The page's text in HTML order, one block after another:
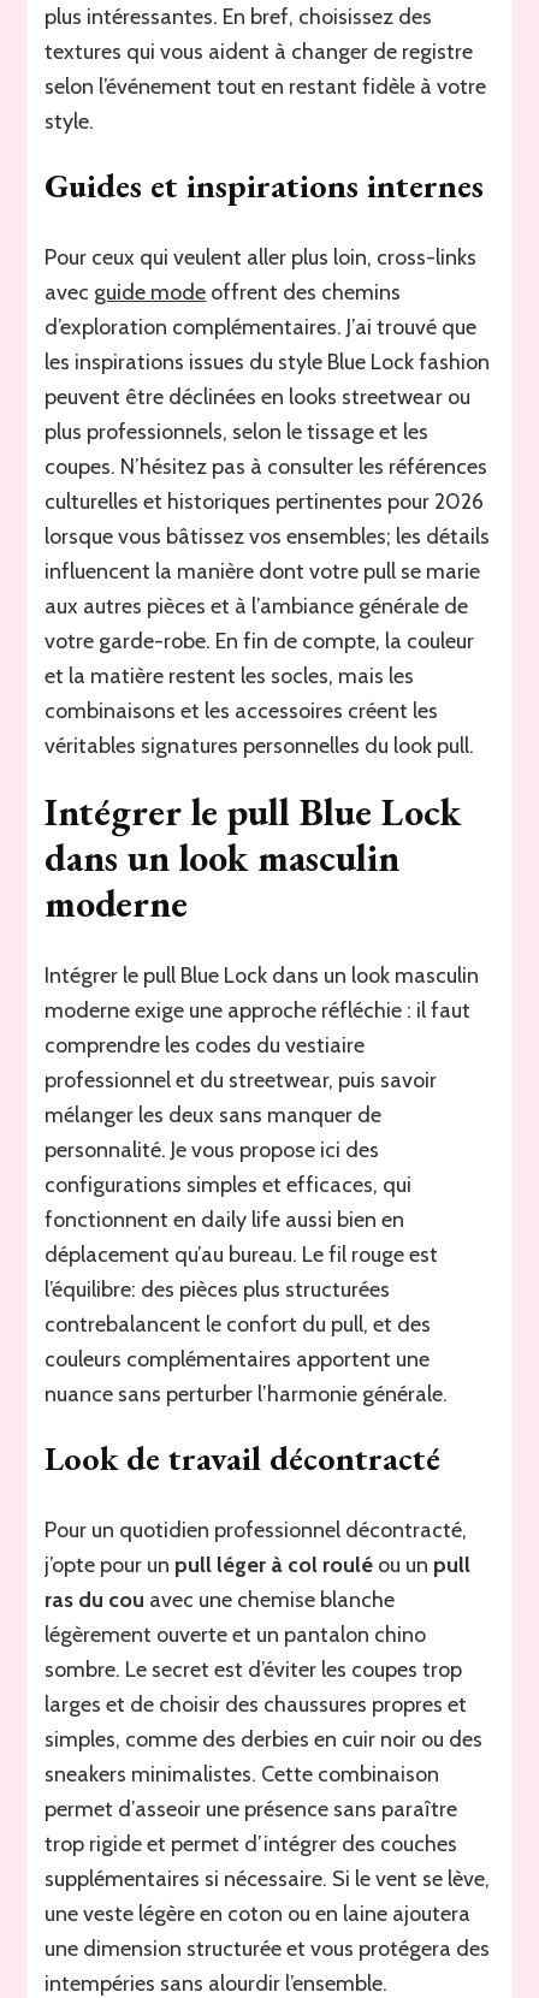
plus intéressantes. En bref, choisissez des
textures qui vous aident à changer de registre
selon l’événement tout en restant fidèle à votre
style.
Guides et inspirations internes
Pour ceux qui veulent aller plus loin, cross-links
avec guide mode offrent des chemins
d’exploration complémentaires. J’ai trouvé que
les inspirations issues du style Blue Lock fashion
peuvent être déclinées en looks streetwear ou
plus professionnels, selon le tissage et les
coupes. N’hésitez pas à consulter les références
culturelles et historiques pertinentes pour 2026
lorsque vous bâtissez vos ensembles; les détails
influencent la manière dont votre pull se marie
aux autres pièces et à l’ambiance générale de
votre garde-robe. En fin de compte, la couleur
et la matière restent les socles, mais les
combinaisons et les accessoires créent les
véritables signatures personnelles du look pull.
Intégrer le pull Blue Lock
dans un look masculin
moderne
Intégrer le pull Blue Lock dans un look masculin
moderne exige une approche réfléchie : il faut
comprendre les codes du vestiaire
professionnel et du streetwear, puis savoir
mélanger les deux sans manquer de
personnalité. Je vous propose ici des
configurations simples et efficaces, qui
fonctionnent en daily life aussi bien en
déplacement qu’au bureau. Le fil rouge est
l’équilibre: des pièces plus structurées
contrebalancent le confort du pull, et des
couleurs complémentaires apportent une
nuance sans perturber l’harmonie générale.
Look de travail décontracté
Pour un quotidien professionnel décontracté,
j’opte pour un pull léger à col roulé ou un pull
ras du cou avec une chemise blanche
légèrement ouverte et un pantalon chino
sombre. Le secret est d’éviter les coupes trop
larges et de choisir des chaussures propres et
simples, comme des derbies en cuir noir ou des
sneakers minimalistes. Cette combinaison
permet d’asseoir une présence sans paraître
trop rigide et permet d’intégrer des couches
supplémentaires si nécessaire. Si le vent se lève,
une veste légère en coton ou en laine ajoutera
une dimension structurée et vous protégera des
intempéries sans alourdir l’ensemble.